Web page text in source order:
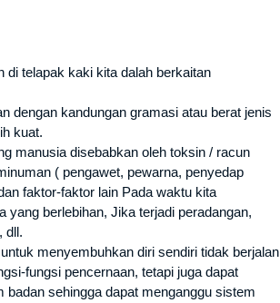
di telapak kaki kita dalah berkaitan
dengan kandungan gramasi atau berat jenis
kuat.
manusia disebabkan oleh toksin / racun
( pengawet, pewarna, penyedap
faktor-faktor lain Pada waktu kita
berlebihan, Jika terjadi peradangan,
dll.
menyembuhkan diri sendiri tidak berjalan
fungsi pencernaan, tetapi juga dapat
sehingga dapat menganggu sistem